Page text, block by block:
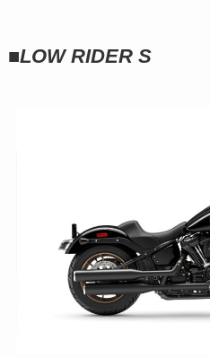
■LOW RIDER S